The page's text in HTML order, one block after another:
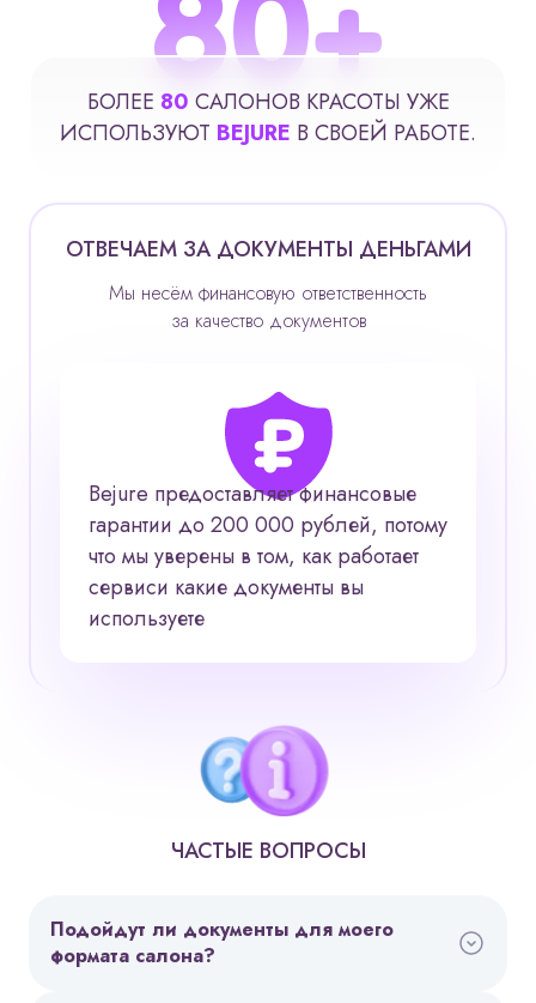
БОЛЕЕ 80 САЛОНОВ КРАСОТЫ УЖЕ
ИСПОЛЬЗУЮТ BEJURE В СВОЕЙ РАБОТЕ.
ОТВЕЧАЕМ ЗА ДОКУМЕНТЫ ДЕНЬГАМИ
Мы несём финансовую ответственность
за качество документов
Bejure предоставляет финансовые
гарантии до 200 000 рублей, потому
что мы уверены в том, как работает
сервиси какие документы вы
используете
ЧАСТЫЕ ВОПРОСЫ
Подойдут ли документы для моего
формата салона?